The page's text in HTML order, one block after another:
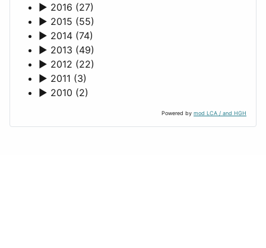
► 2016 (27)
► 2015 (55)
► 2014 (74)
► 2013 (49)
► 2012 (22)
► 2011 (3)
► 2010 (2)
Powered by mod LCA / and HGH